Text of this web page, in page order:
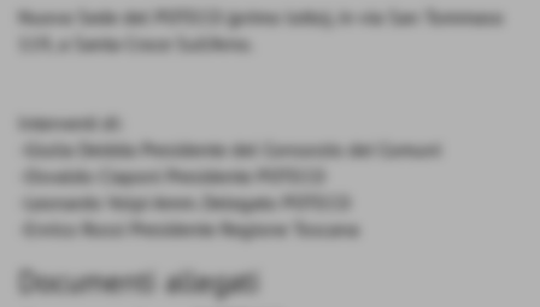
Nuova Sede del POTECO (primo lotto), in via San Tommaso
119, a Santa Croce Sull'Arno.
Interventi di:
-Giulia Deidda Presidente del Consorzio dei Comuni
-Osvaldo Ciaponi Presidente POTECO
-Leonardo Volpi Amm. Delegato POTECO
-Enrico Rossi Presidente Regione Toscana
Documenti allegati